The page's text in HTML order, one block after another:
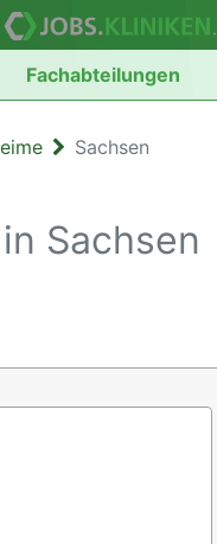
Fachabteilungen
Sachsen
Sachsen